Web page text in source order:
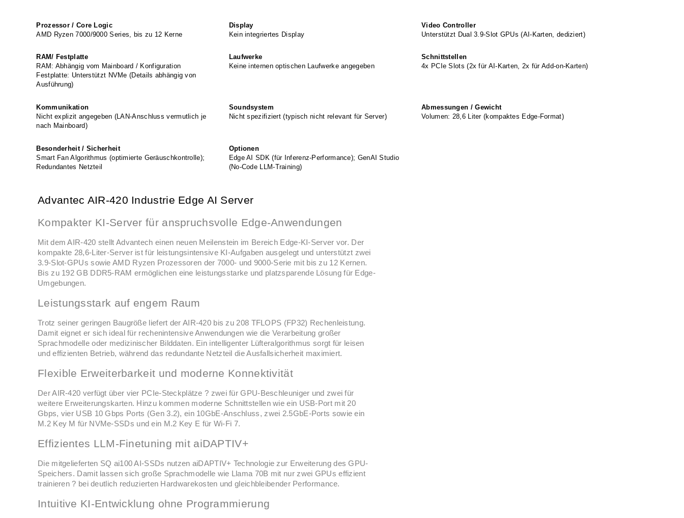
Prozessor / Core Logic
AMD Ryzen 7000/9000 Series, bis zu 12 Kerne
Display
Kein integriertes Display
Video Controller
Unterstützt Dual 3.9-Slot GPUs (AI-Karten, dediziert)
RAM/ Festplatte
RAM: Abhängig vom Mainboard / Konfiguration
Festplatte: Unterstützt NVMe (Details abhängig von
Ausführung)
Laufwerke
Keine internen optischen Laufwerke angegeben
Schnittstellen
4x PCIe Slots (2x für AI-Karten, 2x für Add-on-Karten)
Kommunikation
Nicht explizit angegeben (LAN-Anschluss vermutlich je
nach Mainboard)
Soundsystem
Nicht spezifiziert (typisch nicht relevant für Server)
Abmessungen / Gewicht
Volumen: 28,6 Liter (kompaktes Edge-Format)
Besonderheit / Sicherheit
Smart Fan Algorithmus (optimierte Geräuschkontrolle);
Redundantes Netzteil
Optionen
Edge AI SDK (für Inferenz-Performance); GenAI Studio
(No-Code LLM-Training)
Advantec AIR-420 Industrie Edge AI Server
Kompakter KI-Server für anspruchsvolle Edge-Anwendungen
Mit dem AIR-420 stellt Advantech einen neuen Meilenstein im Bereich Edge-KI-Server vor. Der
kompakte 28,6-Liter-Server ist für leistungsintensive KI-Aufgaben ausgelegt und unterstützt zwei
3.9-Slot-GPUs sowie AMD Ryzen Prozessoren der 7000- und 9000-Serie mit bis zu 12 Kernen.
Bis zu 192 GB DDR5-RAM ermöglichen eine leistungsstarke und platzsparende Lösung für Edge-
Umgebungen.
Leistungsstark auf engem Raum
Trotz seiner geringen Baugröße liefert der AIR-420 bis zu 208 TFLOPS (FP32) Rechenleistung.
Damit eignet er sich ideal für rechenintensive Anwendungen wie die Verarbeitung großer
Sprachmodelle oder medizinischer Bilddaten. Ein intelligenter Lüfteralgorithmus sorgt für leisen
und effizienten Betrieb, während das redundante Netzteil die Ausfallsicherheit maximiert.
Flexible Erweiterbarkeit und moderne Konnektivität
Der AIR-420 verfügt über vier PCIe-Steckplätze ? zwei für GPU-Beschleuniger und zwei für
weitere Erweiterungskarten. Hinzu kommen moderne Schnittstellen wie ein USB-Port mit 20
Gbps, vier USB 10 Gbps Ports (Gen 3.2), ein 10GbE-Anschluss, zwei 2.5GbE-Ports sowie ein
M.2 Key M für NVMe-SSDs und ein M.2 Key E für Wi-Fi 7.
Effizientes LLM-Finetuning mit aiDAPTIV+
Die mitgelieferten SQ ai100 AI-SSDs nutzen aiDAPTIV+ Technologie zur Erweiterung des GPU-
Speichers. Damit lassen sich große Sprachmodelle wie Llama 70B mit nur zwei GPUs effizient
trainieren ? bei deutlich reduzierten Hardwarekosten und gleichbleibender Performance.
Intuitive KI-Entwicklung ohne Programmierung